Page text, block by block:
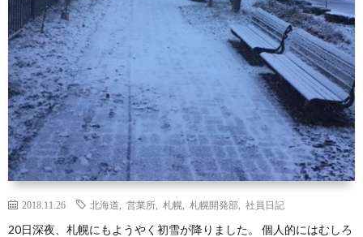
2018.11.26 北海道 営業所 札幌 札幌開発部 社員日記
20日深夜、札幌にもようやく初雪が降りました。 個人的にはむしろ